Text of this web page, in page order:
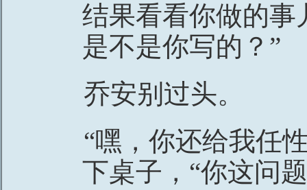
结果看看你做的事
是不是你写的？”
乔安别过头。
“嘿，你还给我任
下桌子，“你这问